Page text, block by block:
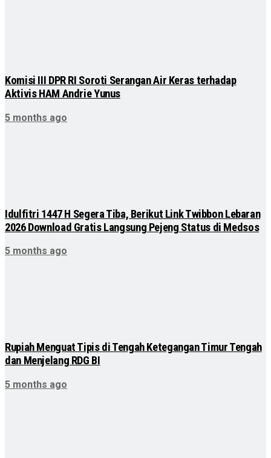
Komisi III DPR RI Soroti Serangan Air Keras terhadap
Aktivis HAM Andrie Yunus
5 months ago
Idulfitri 1447 H Segera Tiba, Berikut Link Twibbon Lebaran
2026 Download Gratis Langsung Pejeng Status di Medsos
5 months ago
Rupiah Menguat Tipis di Tengah Ketegangan Timur Tengah
dan Menjelang RDG BI
5 months ago